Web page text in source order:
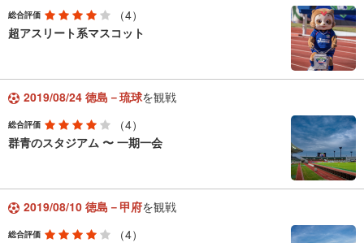
総合評価
（4）
超アスリート系マスコット
2019/08/24 徳島－琉球を観戦
総合評価
（4）
群青のスタジアム 〜 一期一会
2019/08/10 徳島－甲府を観戦
総合評価
（4）